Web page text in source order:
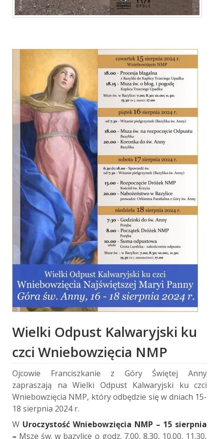
Wielki Odpust Kalwaryjski ku
czci Wniebowzięcia NMP
Ojcowie Franciszkanie z Góry Świętej Anny
zapraszają na Wielki Odpust Kalwaryjski ku czci
Wniebowzięcia NMP, który odbędzie się w dniach 15-
18 sierpnia 2024 r.
W Uroczystość Wniebowzięcia NMP – 15 sierpnia
– Msze św. w bazylice o godz. 7.00, 8.30, 10.00, 11.30,